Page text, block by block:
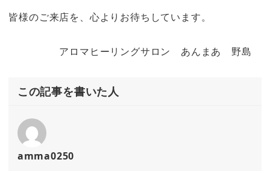
皆様のご来店を、心よりお待ちしています。
アロマヒーリングサロン あんまあ 野島
この記事を書いた人
amma0250